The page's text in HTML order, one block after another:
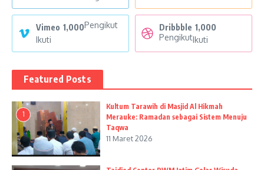
Vimeo 1,000Pengikut
Ikuti
Dribbble 1,000
PengikutIkuti
Featured Posts
1
Kultum Tarawih di Masjid Al Hikmah
Merauke: Ramadan sebagai Sistem Menuju
Taqwa
11 Maret 2026